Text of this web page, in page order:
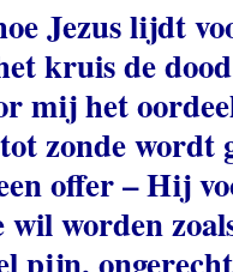
Jezus lijdt
kruis de
mij het
zonde wordt
offer – Hij
wil worden
pijn,